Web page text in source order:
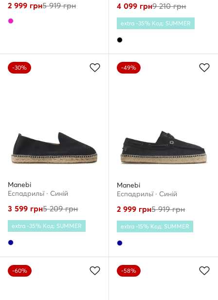
2 999 грн5 919грн 4 099 грн9 210грн
extra -35% Код: SUMMER
-30%
Manebi
Еспадрильї · Cиній
3 599 грн5 209грн
extra -35% Код: SUMMER
-49%
Manebi
Еспадрильї · Cиній
2 999 грн5 919грн
extra -15% Код: SUMMER
-60% -58%